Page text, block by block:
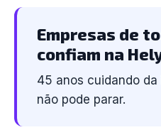
Empresas de
confiam na
45 anos cuidando
não pode parar.